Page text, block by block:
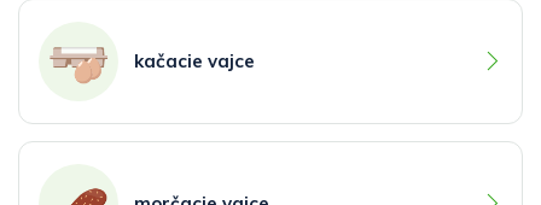
kačacie vajce